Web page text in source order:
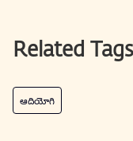
Related Tags
ఆదియోగి